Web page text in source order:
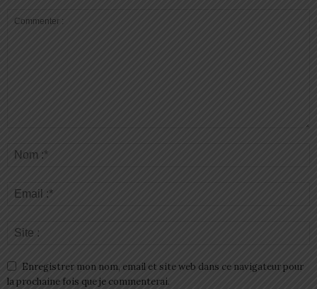
Enregistrer mon nom, email et site web dans ce navigateur pour
la prochaine fois que je commenterai.